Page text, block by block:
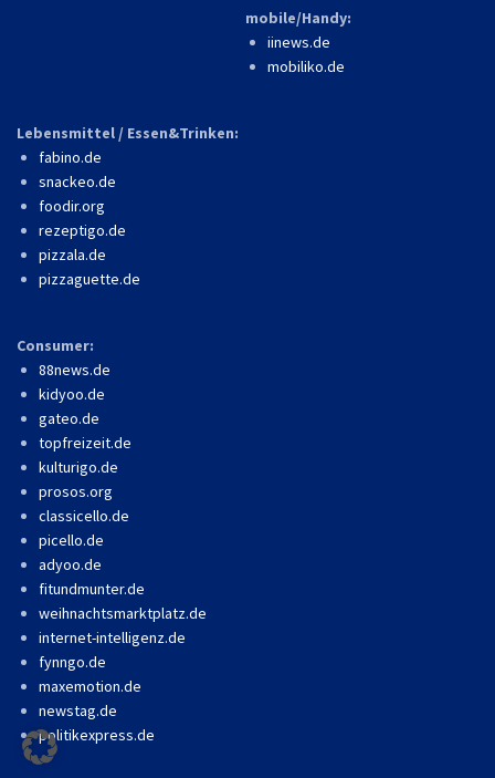
mobile/Handy:
iinews.de
mobiliko.de
Lebensmittel / Essen&Trinken:
fabino.de
snackeo.de
foodir.org
rezeptigo.de
pizzala.de
pizzaguette.de
Consumer:
88news.de
kidyoo.de
gateo.de
topfreizeit.de
kulturigo.de
prosos.org
classicello.de
picello.de
adyoo.de
fitundmunter.de
weihnachtsmarktplatz.de
internet-intelligenz.de
fynngo.de
maxemotion.de
newstag.de
politikexpress.de